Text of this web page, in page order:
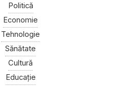
Politică
Economie
Tehnologie
Sănătate
Cultură
Educație